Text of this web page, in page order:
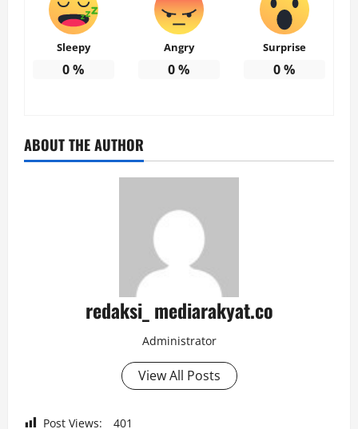
Sleepy
0%
Angry
0%
Surprise
0%
ABOUT THE AUTHOR
redaksi_ mediarakyat.co
Administrator
View All Posts
Post Views: 401